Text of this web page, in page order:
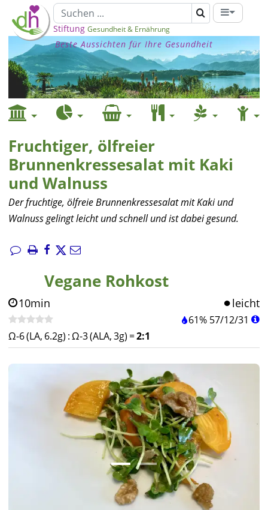
Stiftung Gesundheit & Ernährung
Beste Aussichten für Ihre Gesundheit
Fruchtiger, ölfreier
Brunnenkressesalat mit Kaki
und Walnuss
Der fruchtige, ölfreie Brunnenkressesalat mit Kaki und
Walnuss gelingt leicht und schnell und ist dabei gesund.
Vegane Rohkost
10min leicht
61% 57/12/31
Ω-6 (LA, 6.2g) :Ω-3 (ALA, 3g) =2:1